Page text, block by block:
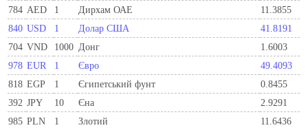
784 AED 1 Дирхам ОАЕ
11.3855
840 USD 1 Долар США
41.8191
704 VND 1000 Донг
1.6003
978 EUR 1 Євро
49.4093
818 EGP 1 Єгипетський фунт
0.8455
392 JPY 10 Єна
2.9291
985 PLN 1 Злотий
11.6436